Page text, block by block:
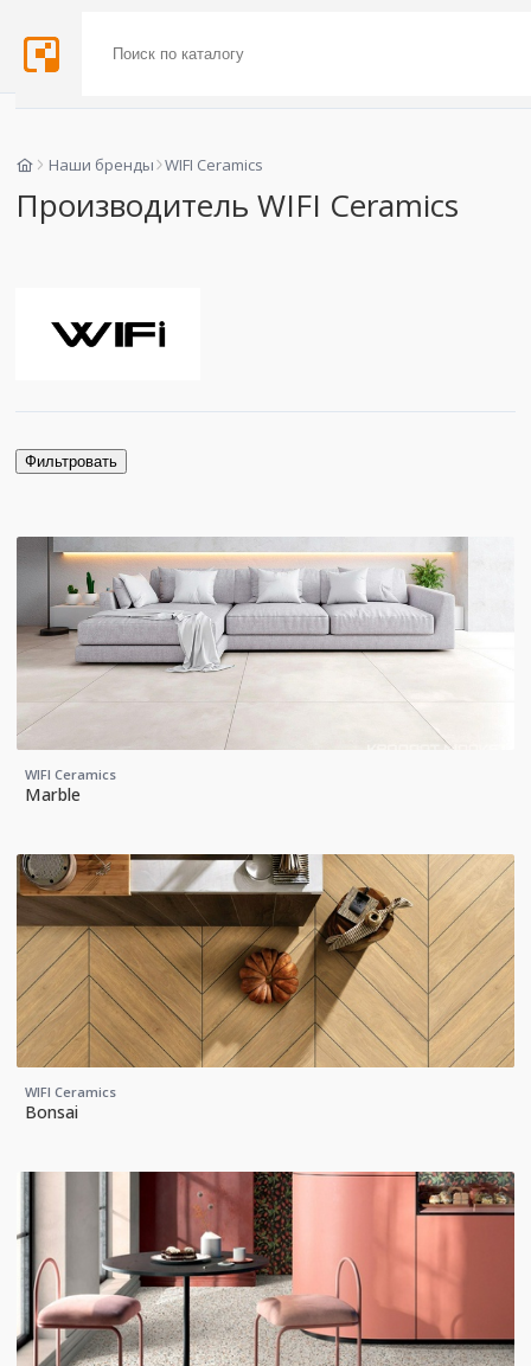
Наши бренды WIFI Ceramics
Производитель WIFI Ceramics
Фильтровать
WIFI Ceramics
Marble
WIFI Ceramics
Bonsai